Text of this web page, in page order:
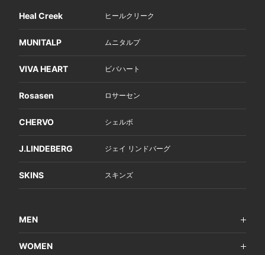
Heal Creek ヒールクリーク
MUNITALP ムニタルプ
VIVA HEART ビバハート
Rosasen ロサーセン
CHERVO シェルボ
J.LINDEBERG ジェイ リンドバーグ
SKINS スキンズ
MEN
WOMEN